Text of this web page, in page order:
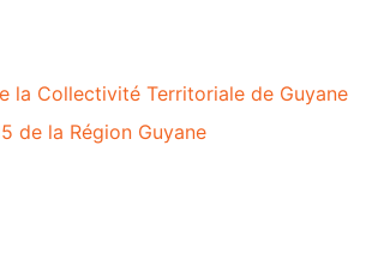
la Collectivité Territoriale de Guyane
de la Région Guyane